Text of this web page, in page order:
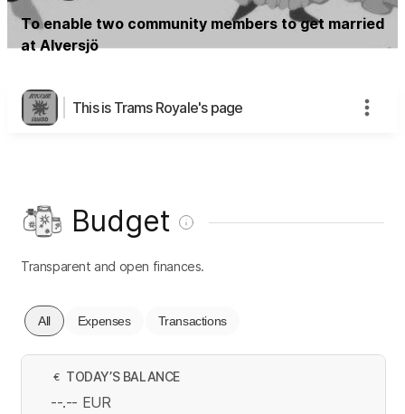
To enable two community members to get married
at Alversjö
This is Trams Royale's page
Budget
Transparent and open finances.
All Expenses Transactions
€ TODAY’S BALANCE
--.-- EUR